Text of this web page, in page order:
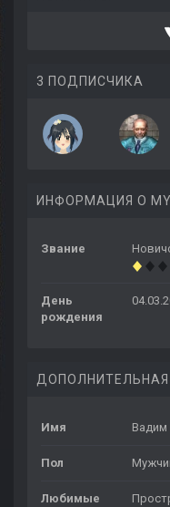
3 ПОДПИСЧИКА
ИНФОРМАЦИЯ О
Звание
День
рождения
Имя Вадим
Пол
Любимые